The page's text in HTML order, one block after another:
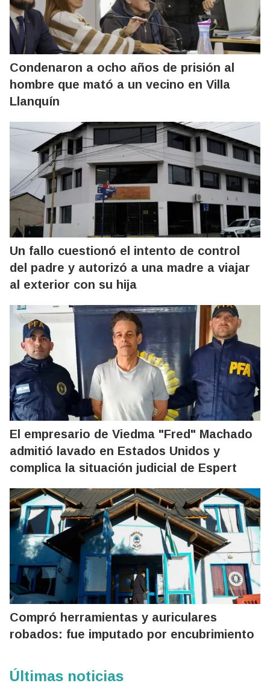
Condenaron a ocho años de prisión al
hombre que mató a un vecino en Villa
Llanquín
Un fallo cuestionó el intento de control
del padre y autorizó a una madre a viajar
al exterior con su hija
El empresario de Viedma "Fred" Machado
admitió lavado en Estados Unidos y
complica la situación judicial de Espert
Compró herramientas y auriculares
robados: fue imputado por encubrimiento
Últimas noticias